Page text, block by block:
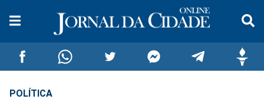
CompartilharCompartilhar
POLÍTICA